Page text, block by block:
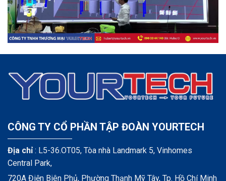
CÔNG TY CỔ PHẦN TẬP ĐOÀN YOURTECH
Địa chỉ: L5-36.OT05, Tòa nhà Landmark 5, Vinhomes
Central Park,
720A Điện Biên Phủ, Phường Thạnh Mỹ Tây, Tp. Hồ Chí Minh